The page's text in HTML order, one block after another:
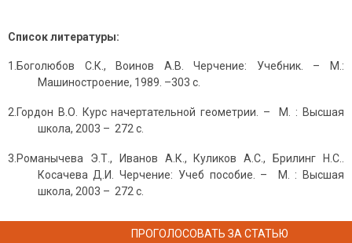
Список литературы:
1.Боголюбов С.К., Воинов А.В. Черчение: Учебник. – М.:
Машиностроение, 1989. –303 с.
2.Гордон В.О. Курс начертательной геометрии. – М. : Высшая
школа, 2003 – 272 с.
3.Романычева Э.Т., Иванов А.К., Куликов А.С., Брилинг Н.С..
Косачева Д.И. Черчение: Учеб пособие. – М. : Высшая
школа, 2003 – 272 с.
ПРОГОЛОСОВАТЬ ЗА СТАТЬЮ